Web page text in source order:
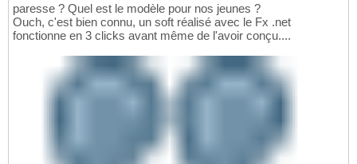
paresse ? Quel est le modèle pour nos jeunes ?
Ouch, c'est bien connu, un soft réalisé avec le Fx .net
fonctionne en 3 clicks avant même de l'avoir conçu....